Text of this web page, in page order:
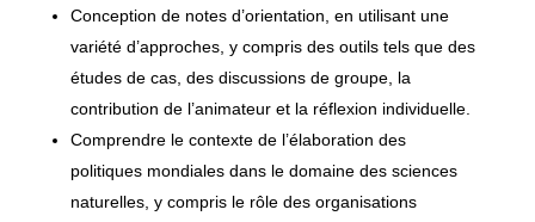
Conception de notes d’orientation, en utilisant une
variété d’approches, y compris des outils tels que des
études de cas, des discussions de groupe, la
contribution de l’animateur et la réflexion individuelle.
Comprendre le contexte de l’élaboration des
politiques mondiales dans le domaine des sciences
naturelles, y compris le rôle des organisations